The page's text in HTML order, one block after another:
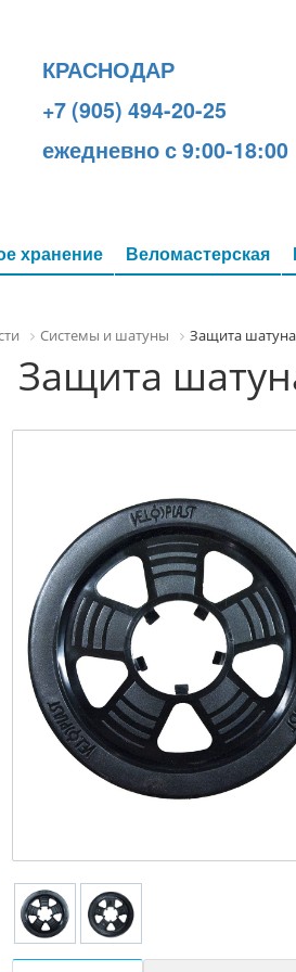
КРАСНОДАР
+7 (905) 494-20-25
ежедневно с 9:00-18:00
хранение Веломастерская
Системы и шатуны Защита шатуна
Защита